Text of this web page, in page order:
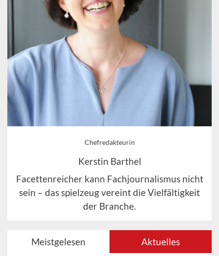
Chefredakteurin
Kerstin Barthel
Facettenreicher kann Fachjournalismus nicht
sein – das spielzeug vereint die Vielfältigkeit
der Branche.
Meistgelesen Aktuelles